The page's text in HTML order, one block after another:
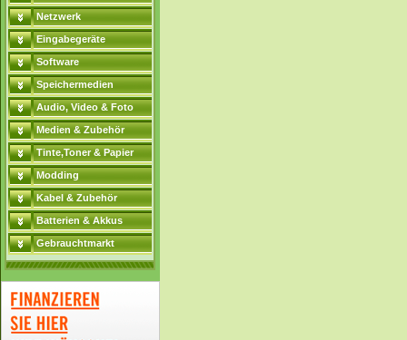
Netzwerk
Eingabegeräte
Software
Speichermedien
Audio, Video & Foto
Medien & Zubehör
Tinte,Toner & Papier
Modding
Kabel & Zubehör
Batterien & Akkus
Gebrauchtmarkt